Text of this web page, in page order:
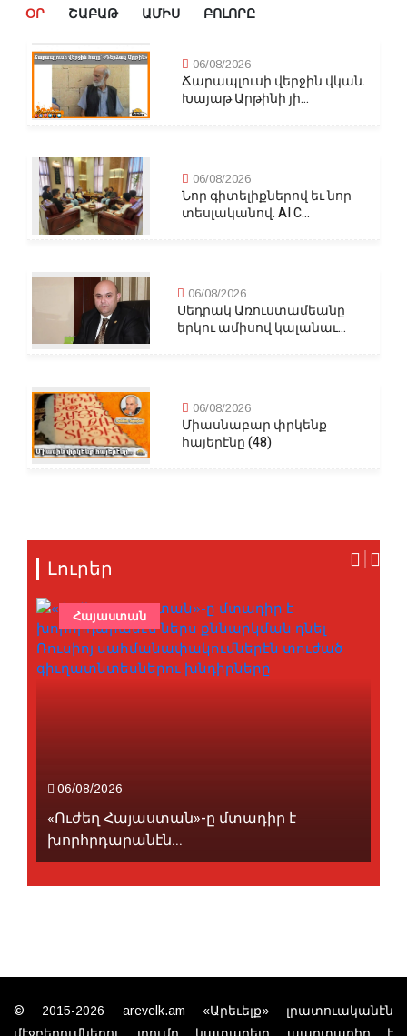
ՕՐ ՇԱԲԱԹ ԱՄԻՍ ԲՈԼՈՐԸ
06/08/2026
Ճարապլուսի վերջին վկան.
Խայաթ Արթինի յի...
06/08/2026
Նոր գիտելիքներով եւ նոր
տեսլականով. AI C...
06/08/2026
Սեդրակ Առուստամեանը
երկու ամիսով կալանաւ...
06/08/2026
Միասնաբար փրկենք
հայերէնը (48)
Լուրեր
06/08/2026
«Ուժեղ Հայաստան»-ը մտադիր է
խորհրդարանէն...
Հայաստան
© 2015-2026 arevelk.am «Արեւելք» լրատուականէն
մէջբերումներու յղումը կատարելը պարտադիր է